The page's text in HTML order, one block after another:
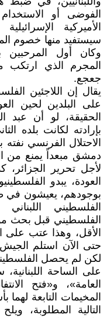
الفوضى أو
الأميركية
سيستفيد منها خصوم
وكان أول المرحبين
المجرم الذي ارتكب
جعجع.
يقال إن اللاجئين
على البلدين لحين
الحقيقة، لو أن عبد
بإرادته لكانت بلده
الاحتلال الفرنسي
دمشق مبعداً يمنع من
لأجل تحرير
العودة، يبدو
بوجودهم، يعيشون في
الفلسطيني
الفلسطيني قبل بحث
الأقل، وهذا عتب على
حتى الآن استلم الجيش
لكن لم يحصل
على الساحة
العامة»، و«فتح
المخيمات التابعة لهما
التالية المطلوبة،